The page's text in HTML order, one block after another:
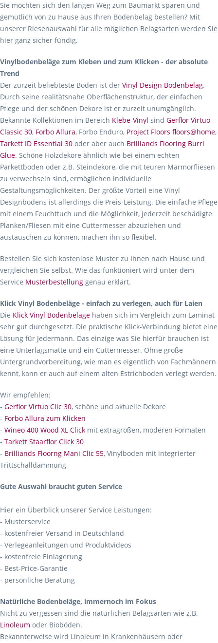
Sie möchten sich den langen Weg zum Baumarkt sparen und
gemütlich von zu Hause aus Ihren Bodenbelag bestellen? Mit
unserer Riesenauswahl für alle möglichen Belagsarten werden Sie
hier ganz sicher fündig.
Vinylbodenbeläge zum Kleben und zum Klicken - der absolute
Trend
Der zurzeit beliebteste Boden ist der Vinyl Design Bodenbelag.
Durch seine realitätsnahe Oberflächenstruktur, der einfachen
Pflege und der schönen Dekore ist er zurzeit unumgänglich.
Bekannte Kollektionen im Bereich Klebe-Vinyl sind Gerflor Virtuo
Classic 30, Forbo Allura, Forbo Enduro, Project Floors floors@home,
Tarkett ID Essential 30 oder aber auch Brilliands Flooring Burri
Glue. Schöne Holzdekore ähnlich wie bei einem echten
Parkettboden oder z.B. Steindekore, die mit teuren Marmorfliesen
zu verwechseln sind, ermöglichen individuelle
Gestaltungsmöglichkeiten. Der größte Vorteil eine Vinyl
Designbodens ist allerdings die Preis-Leistung. Die einfache Pflege
mit einem Feuchttuch und die Möglichkeit, jederzeit beschädigte
Planken/Fliesen mit eine Cuttermesser abzuziehen und
austauschen zu können, machen ihn so flexibel.
Bestellen Sie sich kostenlose Muster zu Ihnen nach Hause und
vergleichen Sie selbst. Wie das funktioniert wird unter dem
Service Musterbestellung genau erklärt.
Klick Vinyl Bodenbeläge - einfach zu verlegen, auch für Laien
Die Klick Vinyl Bodenbeläge haben sich im Vergleich zum Laminat
sehr gut durchgesetzt. Die praktische Klick-Verbindung bietet eine
Lösung für Jedermann. Das einzige was Sie hierfür brauchen ist
eine Unterlagsmatte und ein Cuttermesser. Ohne große
Untergrundvorbereitung, wie man es eigentlich von Fachmännern
kennt, kann er auch auf einem alten Estrichboden verlegt werden.
Wir empfehlen:
- Gerflor Virtuo Clic 30, schöne und aktuelle Dekore
- Forbo Allura zum Klicken
- Wineo 400 Wood XL Click mit extragroßen, moderen Formaten
- Tarkett Staarflor Click 30
- Brilliands Floorng Mani Clic 55, Vinylboden mit integrierter
Trittschalldämmung
Gute Auswahl braucht guten Service
Hier ein Überblick unserer Service Leistungen:
- Musterservice
- kostenfreier Versand in Deutschland
- Verlegeanleitungen und Produktvideos
- kostenfreie Einlagerung
- Best-Price-Garantie
- persönliche Beratung
Natürliche Bodenbeläge, immernoch im Fokus
Nicht zu vergessen sind die natürlichen Belagsarten wie z.B.
Linoleum oder Bioböden.
Bekannterweise wird Linoleum in Krankenhäusern oder